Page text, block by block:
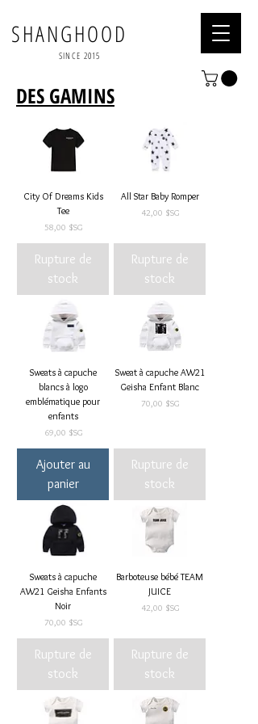
SHANGHOOD
SINCE 2015
DES GAMINS
City Of Dreams Kids
Tee
Prix
58,00 $SG
Rupture de
stock
All Star Baby Romper
Prix
42,00 $SG
Rupture de
stock
Sweats à capuche
blancs à logo
emblématique pour
enfants
Prix
69,00 $SG
Ajouter au
panier
Sweat à capuche AW21
Geisha Enfant Blanc
Prix
70,00 $SG
Rupture de
stock
Sweats à capuche
AW21 Geisha Enfants
Noir
Prix
70,00 $SG
Rupture de
stock
Barboteuse bébé TEAM
JUICE
Prix
42,00 $SG
Rupture de
stock